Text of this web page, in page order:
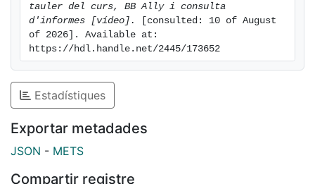
tauler del curs, BB Ally i consulta
d'informes [vídeo].
[consulted: 10 of August
of 2026]. Available at:
https://hdl.handle.net/2445/173652
Estadístiques
Exportar metadades
JSON - METS
Compartir registre